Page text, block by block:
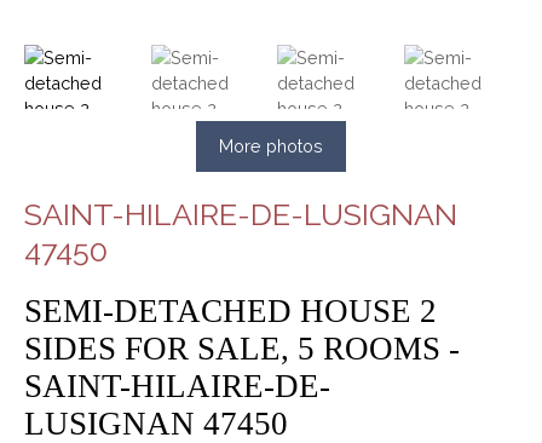
More photos
SAINT-HILAIRE-DE-LUSIGNAN
47450
SEMI-DETACHED HOUSE 2
SIDES FOR SALE, 5 ROOMS -
SAINT-HILAIRE-DE-
LUSIGNAN 47450